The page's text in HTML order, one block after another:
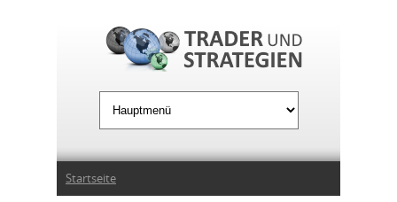
Sie sind hier
Startseite